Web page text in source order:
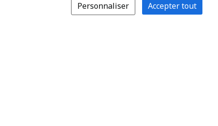
Personnaliser Accepter tout